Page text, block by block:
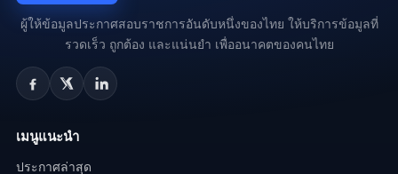
ผู้ให้ข้อมูลประกาศสอบราชการอันดับหนึ่งของไทย ให้บริการข้อมูลที่
รวดเร็ว ถูกต้อง และแน่นยำ เพื่ออนาคตของคนไทย
เมนูแนะนำ
ประกาศล่าสุด